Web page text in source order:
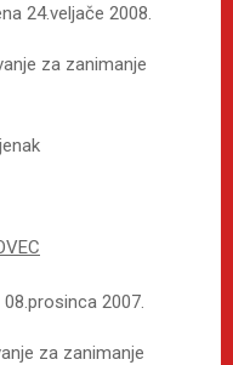
24.veljače 2008.
za zanimanje
2007.
za zanimanje